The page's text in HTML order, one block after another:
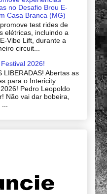
no Desafio Brou E-
Casa Branca (MG)
test rides de
elétricas, incluindo a
Vibe Lift, durante a
circuit...
2026!
LIBERADAS! Abertas as
para o Intericity
Pedro Leopoldo
Não vai dar bobeira,